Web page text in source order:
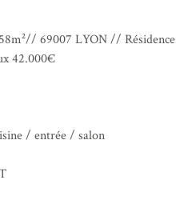
69007 LYON // Résidence
42.000€
/ entrée / salon